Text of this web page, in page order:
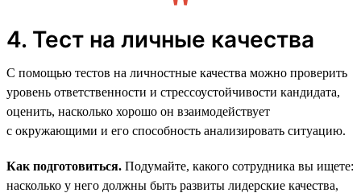
4. Тест на личные качества
С помощью тестов на личностные качества можно проверить
уровень ответственности и стрессоустойчивости кандидата,
оценить, насколько хорошо он взаимодействует
с окружающими и его способность анализировать ситуацию.
Как подготовиться. Подумайте, какого сотрудника вы ищете:
насколько у него должны быть развиты лидерские качества,